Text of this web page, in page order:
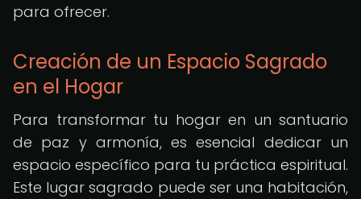
para ofrecer.
Creación de un Espacio Sagrado
en el Hogar
Para transformar tu hogar en un santuario
de paz y armonía, es esencial dedicar un
espacio específico para tu práctica espiritual.
Este lugar sagrado puede ser una habitación,